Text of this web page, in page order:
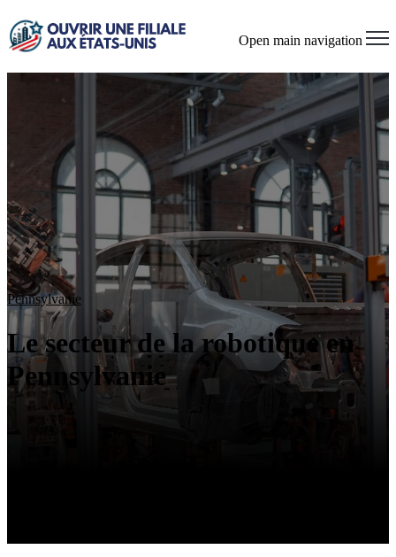
Open main navigation
Pennsylvanie
Le secteur de la robotique en
Pennsylvanie